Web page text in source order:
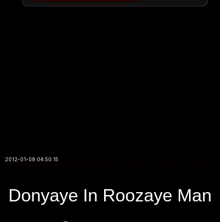
2012-01-08 04:50:15
Donyaye In Roozaye Man